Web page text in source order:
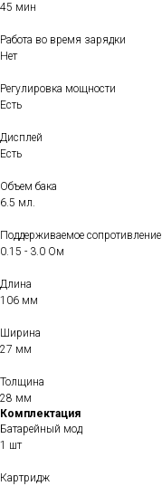
45 мин
Работа во время зарядки
Нет
Регулировка мощности
Есть
Дисплей
Есть
Объем бака
6.5 мл.
Поддерживаемое сопротивление
0.15 - 3.0 Ом
Длина
106 мм
Ширина
27 мм
Толщина
28 мм
Комплектация
Батарейный мод
1 шт
Картридж